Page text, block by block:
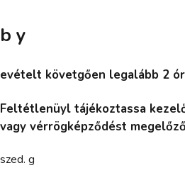
b y
evételt követgően legalább 2
Feltétlenüyl tájékoztassa
vagy vérrögképződést
szed. g